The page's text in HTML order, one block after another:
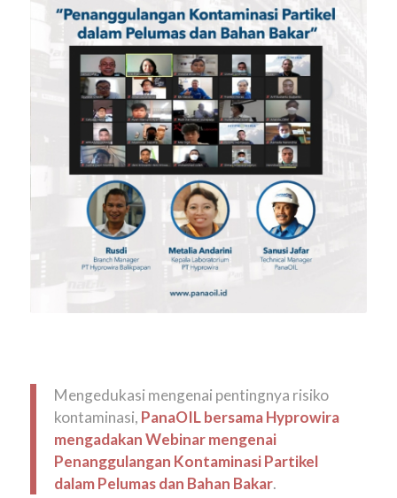
Mengedukasi mengenai pentingnya risiko
kontaminasi, PanaOIL bersama Hyprowira
mengadakan Webinar mengenai
Penanggulangan Kontaminasi Partikel
dalam Pelumas dan Bahan Bakar.